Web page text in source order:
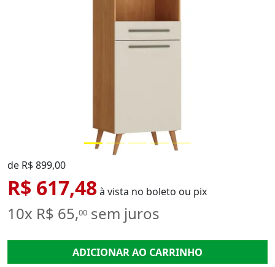
de R$ 899,00
R$ 617,48à vista no boleto ou pix
10x R$ 65,00 sem juros
ADICIONAR AO CARRINHO